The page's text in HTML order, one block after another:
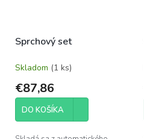
Sprchový set
Skladom (1 ks)
€87,86
DO KOŠÍKA